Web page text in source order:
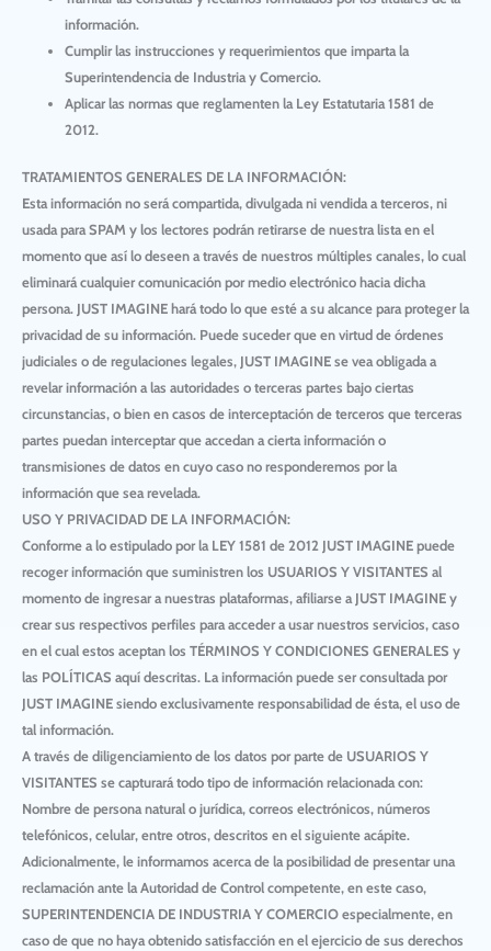
información.
Cumplir las instrucciones y requerimientos que imparta la
Superintendencia de Industria y Comercio.
Aplicar las normas que reglamenten la Ley Estatutaria 1581 de
2012.
TRATAMIENTOS GENERALES DE LA INFORMACIÓN:
Esta información no será compartida, divulgada ni vendida a terceros, ni
usada para SPAM y los lectores podrán retirarse de nuestra lista en el
momento que así lo deseen a través de nuestros múltiples canales, lo cual
eliminará cualquier comunicación por medio electrónico hacia dicha
persona. JUST IMAGINEhará todo lo que esté a su alcance para proteger la
privacidad de su información. Puede suceder que en virtud de órdenes
judiciales o de regulaciones legales, JUST IMAGINEse vea obligada a
revelar información a las autoridades o terceras partes bajo ciertas
circunstancias, o bien en casos de interceptación de terceros que terceras
partes puedan interceptar que accedan a cierta información o
transmisiones de datos en cuyo caso no responderemos por la
información que sea revelada.
USO Y PRIVACIDAD DE LA INFORMACIÓN:
Conforme a lo estipulado por la LEY 1581 de 2012 JUST IMAGINEpuede
recoger información que suministren los USUARIOS Y VISITANTES al
momento de ingresar a nuestras plataformas, afiliarse a JUST IMAGINE y
crear sus respectivos perfiles para acceder a usar nuestros servicios, caso
en el cual estos aceptan los TÉRMINOS Y CONDICIONES GENERALES y
las POLÍTICAS aquí descritas. La información puede ser consultada por
JUST IMAGINEsiendo exclusivamente responsabilidad de ésta, el uso de
tal información.
A través de diligenciamiento de los datos por parte de USUARIOS Y
VISITANTES se capturará todo tipo de información relacionada con:
Nombre de persona natural o jurídica, correos electrónicos, números
telefónicos, celular, entre otros, descritos en el siguiente acápite.
Adicionalmente, le informamos acerca de la posibilidad de presentar una
reclamación ante la Autoridad de Control competente, en este caso,
SUPERINTENDENCIA DE INDUSTRIA Y COMERCIOespecialmente, en
caso de que no haya obtenido satisfacción en el ejercicio de sus derechos